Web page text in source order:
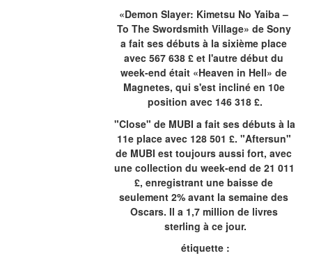
«Demon Slayer: Kimetsu No Yaiba –
To The Swordsmith Village» de Sony
a fait ses débuts à la sixième place
avec 567 638 £ et l'autre début du
week-end était «Heaven in Hell» de
Magnetes, qui s'est incliné en 10e
position avec 146 318 £.
"Close" de MUBI a fait ses débuts à la
11e place avec 128 501 £. "Aftersun"
de MUBI est toujours aussi fort, avec
une collection du week-end de 21 011
£, enregistrant une baisse de
seulement 2% avant la semaine des
Oscars. Il a 1,7 million de livres
sterling à ce jour.
étiquette :